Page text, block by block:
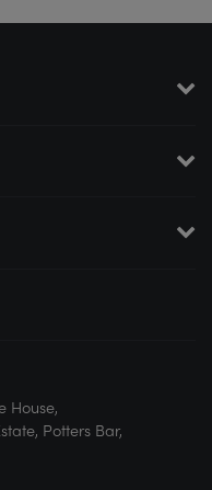
House,
Potters Bar,